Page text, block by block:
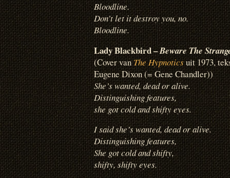
Bloodline.
Don’t let it destroy you, no.
Bloodline.
Lady Blackbird –Beware The
(Cover vanThe Hypnoticsuit 1973,
Eugene Dixon (= Gene Chandler))
She’s wanted, dead or alive.
Distinguishing features,
she got cold and shifty eyes.
I said she’s wanted, dead or alive.
Distinguishing features,
She got cold and shifty,
shifty, shifty eyes.